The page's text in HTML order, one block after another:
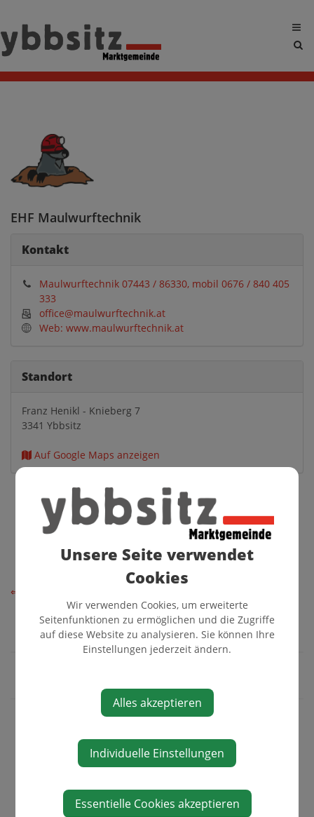
EHF Maulwurftechnik
Kontakt
Maulwurftechnik 07443 / 86330, mobil 0676 / 840 405
333
office@maulwurftechnik.at
Web: www.maulwurftechnik.at
Standort
Franz Henikl - Knieberg 7
3341 Ybbsitz
Auf Google Maps anzeigen
⇐ zurück
WIRTSCHAFT
WKO FIRMEN A-Z
Unsere Seite verwendet
Cookies
Wir verwenden Cookies, um erweiterte
Seitenfunktionen zu ermöglichen und die Zugriffe
auf diese Website zu analysieren. Sie können Ihre
Einstellungen jederzeit ändern.
Alles akzeptieren
Individuelle Einstellungen
Essentielle Cookies akzeptieren